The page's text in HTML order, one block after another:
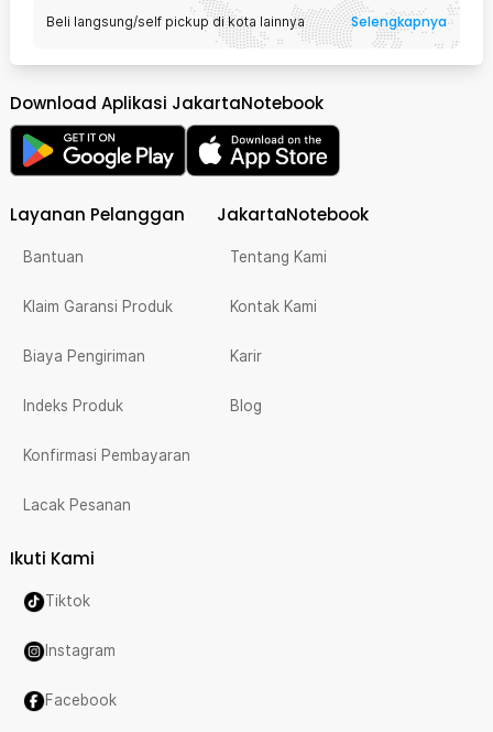
Beli langsung/self pickup di kota lainnya Selengkapnya
Download Aplikasi JakartaNotebook
Layanan Pelanggan
Bantuan
Klaim Garansi Produk
Biaya Pengiriman
Indeks Produk
Konfirmasi Pembayaran
Lacak Pesanan
JakartaNotebook
Tentang Kami
Kontak Kami
Karir
Blog
Ikuti Kami
Tiktok
Instagram
Facebook